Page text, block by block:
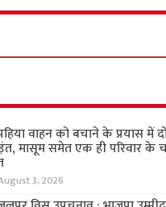
वाहन को बचाने के प्रयास में
मासूम समेत एक ही परिवार के
3, 2026